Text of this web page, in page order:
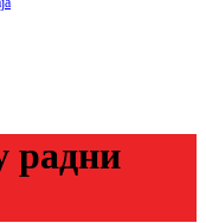
радни